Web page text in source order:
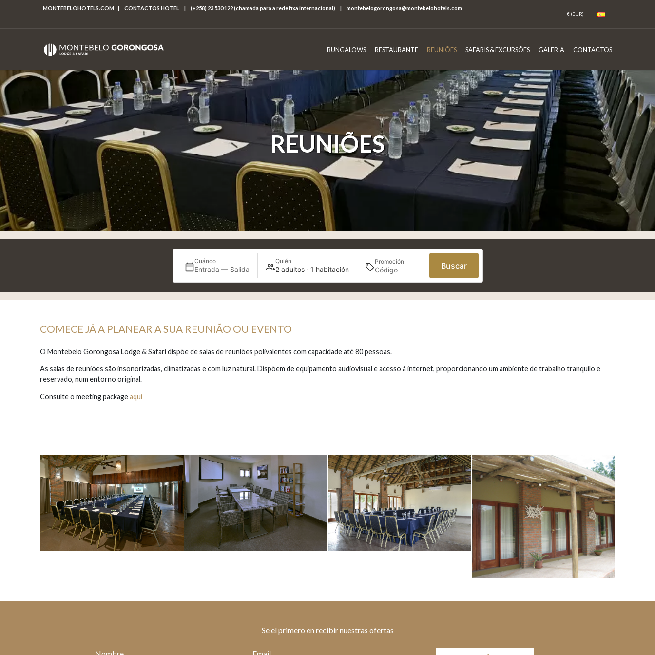
MONTEBELOHOTELS.COM | CONTACTOS HOTEL | (+258) 23 530 122 (chamada para a rede fixa internacional) | montebelogorongosa@montebelohotels.com
BUNGALOWS RESTAURANTE REUNIÕES SAFARIS & EXCURSÕES GALERIA CONTACTOS
REUNIÕES
Cuándo
Entrada — Salida
Quién
2 adultos · 1 habitación
Promoción Buscar
COMECE JÁ A PLANEAR A SUA REUNIÃO OU EVENTO
O Montebelo Gorongosa Lodge & Safari dispõe de salas de reuniões polivalentes com capacidade até 80 pessoas.
As salas de reuniões são insonorizadas, climatizadas e com luz natural. Dispõem de equipamento audiovisual e acesso à internet, proporcionando um ambiente de trabalho tranquilo e
reservado, num entorno original.
Consulte o meeting packageaqui
Se el primero en recibir nuestras ofertas